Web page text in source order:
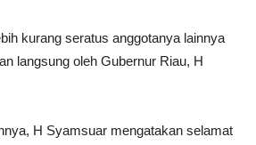
kurang seratus anggotanya lainnya
langsung oleh Gubernur Riau, H
H Syamsuar mengatakan selamat